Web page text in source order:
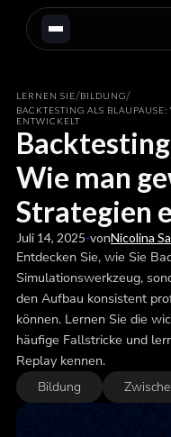
LERNEN SIE/BILDUNG/
BACKTESTING ALS
ENTWICKELT
Wie man
Strategien
Juli 14, 2025-vonNicolina
Entdecken Sie, wie Sie
Simulationswerkzeug,
den Aufbau konsistent
können. Lernen Sie die
häufige Fallstricke und
Replay kennen.
Bildung